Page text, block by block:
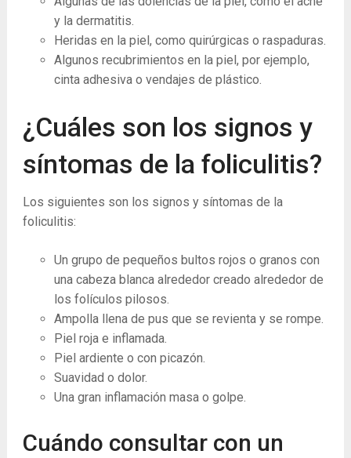
y la dermatitis.
Heridas en la piel, como quirúrgicas o raspaduras.
Algunos recubrimientos en la piel, por ejemplo,
cinta adhesiva o vendajes de plástico.
¿Cuáles son los signos y
síntomas de la foliculitis?
Los siguientes son los signos y síntomas de la
foliculitis:
Un grupo de pequeños bultos rojos o granos con
una cabeza blanca alrededor creado alrededor de
los folículos pilosos.
Ampolla llena de pus que se revienta y se rompe.
Piel roja e inflamada.
Piel ardiente o con picazón.
Suavidad o dolor.
Una gran inflamación masa o golpe.
Cuándo consultar con un